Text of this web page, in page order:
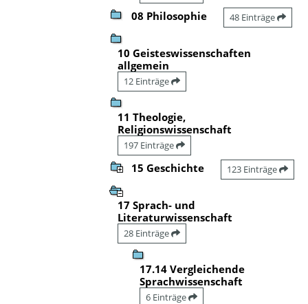
08 Philosophie 48 Einträge
10 Geisteswissenschaften
allgemein
12 Einträge
11 Theologie,
Religionswissenschaft
197 Einträge
15 Geschichte 123 Einträge
17 Sprach- und
Literaturwissenschaft
28 Einträge
17.14 Vergleichende
Sprachwissenschaft
6 Einträge